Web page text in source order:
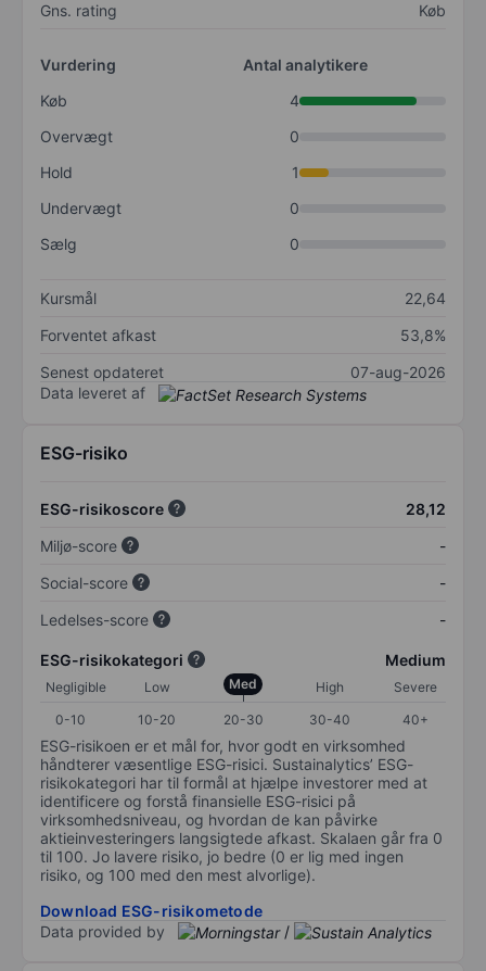
Gns. rating Køb
Vurdering
Antal analytikere
Køb
4
Overvægt
0
Hold
1
Undervægt
0
Sælg
0
Kursmål
22,64
Forventet afkast
53,8%
Senest opdateret
07-aug-2026
Data leveret af
ESG-risiko
ESG-risikoscore
28,12
Miljø-score
-
Social-score
-
Ledelses-score
-
ESG-risikokategori Medium
Negligible Low Med High
Severe
0-10
10-20 20-30 30-40 40+
ESG-risikoen er et mål for, hvor godt en virksomhed
håndterer væsentlige ESG-risici. Sustainalytics’ ESG-
risikokategori har til formål at hjælpe investorer med at
identificere og forstå finansielle ESG-risici på
virksomhedsniveau, og hvordan de kan påvirke
aktieinvesteringers langsigtede afkast. Skalaen går fra 0
til 100. Jo lavere risiko, jo bedre (0 er lig med ingen
risiko, og 100 med den mest alvorlige).
Download ESG-risikometode
Data provided by
/